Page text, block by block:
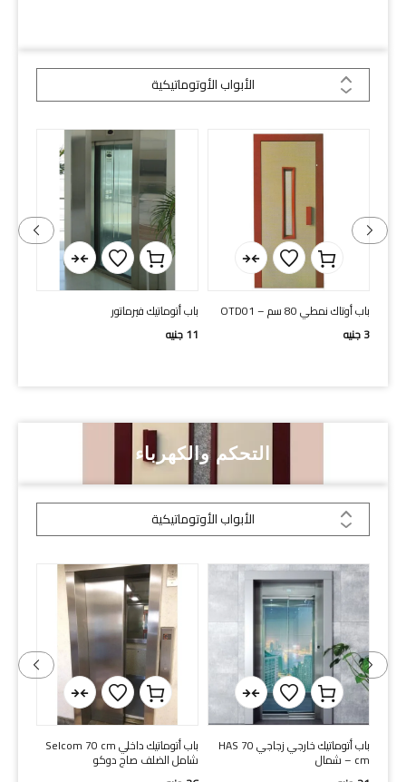
الأبواب الأوتوماتيكية
باب أوتاك نمطي 80 سم – OTD01
3جنيه
باب أتوماتيك فيرماتور
11جنيه
التحكم والكهرباء
الأبواب الأوتوماتيكية
باب أتوماتيك خارجي زجاجي HAS 70
cm – شمال
باب أتوماتيك داخلي Selcom 70 cm
شامل الضلف صاج دوكو